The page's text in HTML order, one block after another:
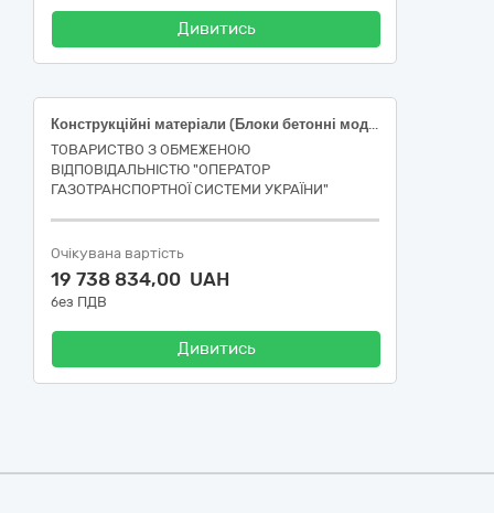
Дивитись
Конструкційні матеріали (Блоки бетонні модульні)
ТОВАРИСТВО З ОБМЕЖЕНОЮ
ВІДПОВІДАЛЬНІСТЮ "ОПЕРАТОР
ГАЗОТРАНСПОРТНОЇ СИСТЕМИ УКРАЇНИ"
Очікувана вартість
19 738 834,00 UAH
без ПДВ
Дивитись